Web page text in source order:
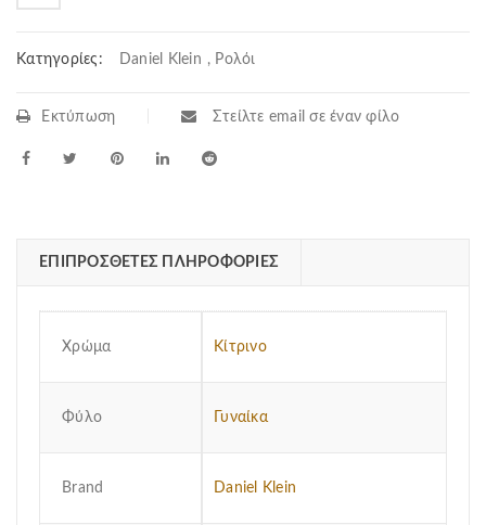
Κατηγορίες: Daniel Klein , Ρολόι
Εκτύπωση Στείλτε email σε έναν φίλο
ΕΠΙΠΡΌΣΘΕΤΕΣ ΠΛΗΡΟΦΟΡΊΕΣ
Χρώμα Κίτρινο
Φύλο Γυναίκα
Brand Daniel Klein